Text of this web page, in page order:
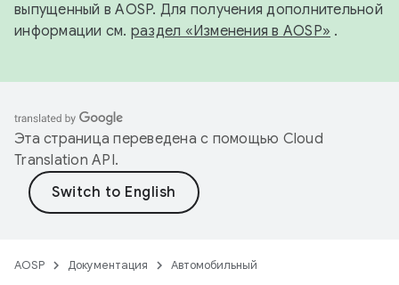
выпущенный в AOSP. Для получения дополнительной
информации см. раздел «Изменения в AOSP» .
Эта страница переведена с помощью Cloud
Translation API.
AOSP Документация Автомобильный